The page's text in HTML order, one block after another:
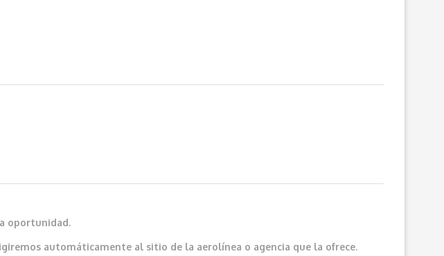
oportunidad.
automáticamente al sitio de la aerolínea o agencia que la ofrece.